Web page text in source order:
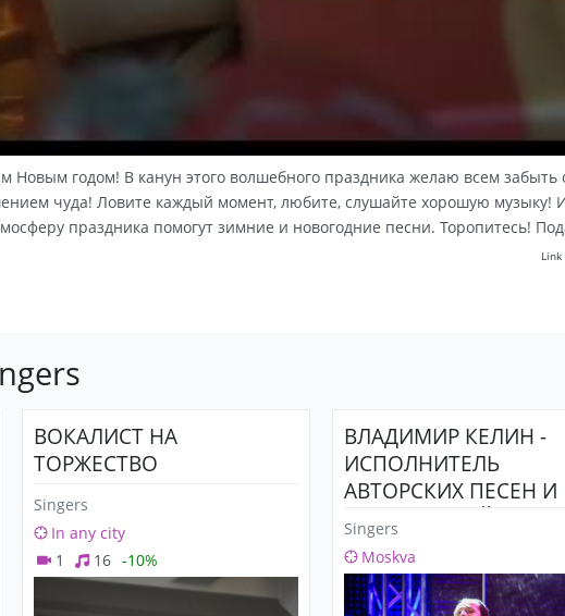
Новым годом! В канун этого волшебного праздника желаю всем забыть
чуда! Ловите каждый момент, любите, слушайте хорошую музыку!
праздника помогут зимние и новогодние песни. Торопитесь!
ВОКАЛИСТ НА
ТОРЖЕСТВО
Singers
In any city
1
16 -10%
ВЛАДИМИР КЕЛИН -
ИСПОЛНИТЕЛЬ
АВТОРСКИХ ПЕСЕН И
КАВЕР ВЕРСИЙ
МУЗЫКАЛЬНОЕ
СОПРОВОЖДЕНИЕ
ТОРЖЕСТВ
Singers
Moskva